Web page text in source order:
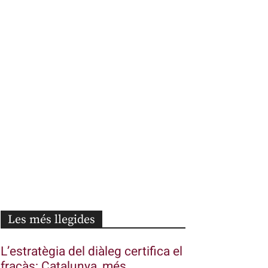
Les més llegides
L’estratègia del diàleg certifica el